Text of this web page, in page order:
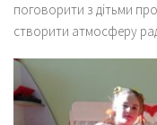
поговорити з дітьми
створити атмосферу